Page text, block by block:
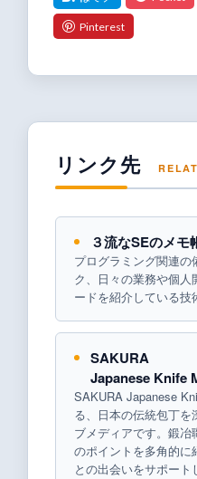
リンク先
３流なSEのメモ
プログラミング関連の
ク、日々の業務や個人
ードを紹介している技
SAKURA
Japanese Knife
SAKURA Japanese
る、日本の伝統包丁を
ブメディアです。鍛
のポイントを多角的に
との出会いをサポート